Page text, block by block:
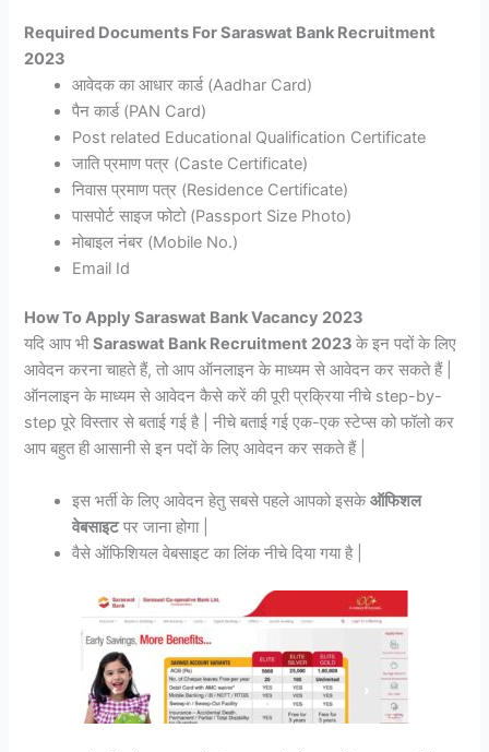
Required Documents For Saraswat Bank Recruitment
2023
आवेदक का आधार कार्ड (Aadhar Card)
पैन कार्ड (PAN Card)
Post related Educational Qualification Certificate
जाति प्रमाण पत्र (Caste Certificate)
निवास प्रमाण पत्र (Residence Certificate)
पासपोर्ट साइज फोटो (Passport Size Photo)
मोबाइल नंबर (Mobile No.)
Email Id
How To Apply Saraswat Bank Vacancy 2023
यदि आप भीSaraswat Bank Recruitment 2023के इन पदों के लिए
आवेदन करना चाहते हैं, तो आप ऑनलाइन के माध्यम से आवेदन कर सकते हैं |
ऑनलाइन के माध्यम से आवेदन कैसे करें की पूरी प्रक्रिया नीचे step-by-
step पूरे विस्तार से बताई गई है | नीचे बताई गई एक-एक स्टेप्स को फॉलो कर
आप बहुत ही आसानी से इन पदों के लिए आवेदन कर सकते हैं |
इस भर्ती के लिए आवेदन हेतु सबसे पहले आपको इसकेऑफिशल
वेबसाइटपर जाना होगा |
वैसे ऑफिशियल वेबसाइट का लिंक नीचे दिया गया है |